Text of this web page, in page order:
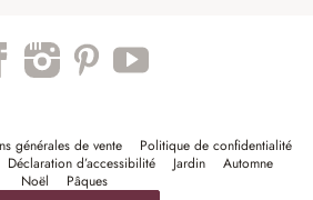
générales de vente
Politique de confidentialité
Déclaration d’accessibilité Jardin
Automne
Noël
Pâques